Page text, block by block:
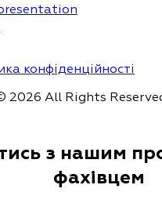
конфіденційності
2026 All Rights
з нашим
фахівцем